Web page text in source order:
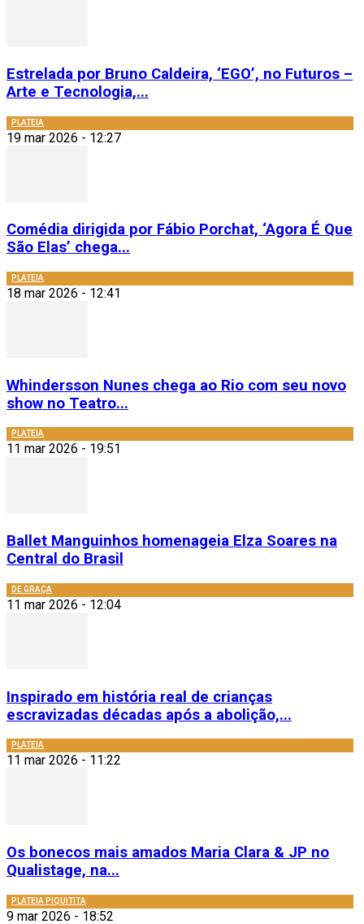
Estrelada por Bruno Caldeira, ‘EGO’, no Futuros –
Arte e Tecnologia,...
PLATEIA
19 mar 2026 - 12:27
Comédia dirigida por Fábio Porchat, ‘Agora É Que
São Elas’ chega...
PLATEIA
18 mar 2026 - 12:41
Whindersson Nunes chega ao Rio com seu novo
show no Teatro...
PLATEIA
11 mar 2026 - 19:51
Ballet Manguinhos homenageia Elza Soares na
Central do Brasil
DE GRAÇA
11 mar 2026 - 12:04
Inspirado em história real de crianças
escravizadas décadas após a abolição,...
PLATEIA
11 mar 2026 - 11:22
Os bonecos mais amados Maria Clara & JP no
Qualistage, na...
PLATEIA PIQUITITA
9 mar 2026 - 18:52